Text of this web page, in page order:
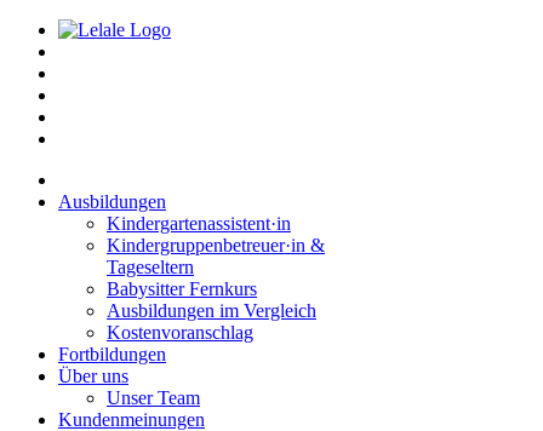
Ausbildungen
Kindergartenassistent·in
Kindergruppenbetreuer·in &
Tageseltern
Babysitter Fernkurs
Ausbildungen im Vergleich
Kostenvoranschlag
Fortbildungen
Über uns
Unser Team
Kundenmeinungen